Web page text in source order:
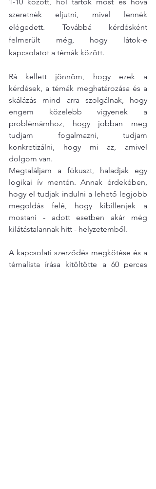
szeretnék eljutni, mivel lennék
elégedett. Továbbá kérdésként
felmerült még, hogy látok-e
kapcsolatot a témák között.
Rá kellett jönnöm, hogy ezek a
kérdések, a témák meghatározása és a
skálázás mind arra szolgálnak, hogy
engem közelebb vigyenek a
problémámhoz, hogy jobban meg
tudjam fogalmazni, tudjam
konkretizálni, hogy mi az, amivel
dolgom van.
Megtaláljam a fókuszt, haladjak egy
logikai ív mentén. Annak érdekében,
hogy el tudjak indulni a lehető legjobb
megoldás felé, hogy kibillenjek a
mostani - adott esetben akár még
kilátástalannak hitt - helyzetemből.
A kapcsolati szerződés megkötése és a
témalista írása kitöltötte a 60 perces